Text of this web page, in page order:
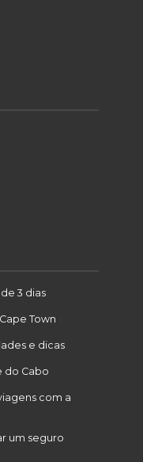
3 dias
Town
e dicas
do Cabo
com a
um seguro